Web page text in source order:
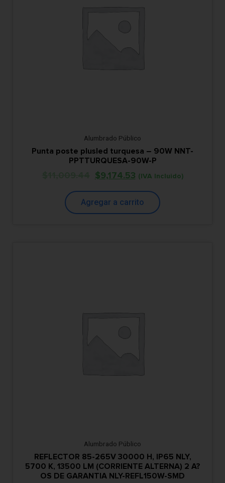
Alumbrado Público
Punta poste plusled turquesa – 90W NNT-
PPTTURQUESA-90W-P
$9,174.53 (IVA Incluido)
Agregar a carrito
Alumbrado Público
REFLECTOR 85-265V 30000 H, IP65 NLY,
5700 K, 13500 LM (CORRIENTE ALTERNA) 2 A?
OS DE GARANTIA NLY-REFL150W-SMD